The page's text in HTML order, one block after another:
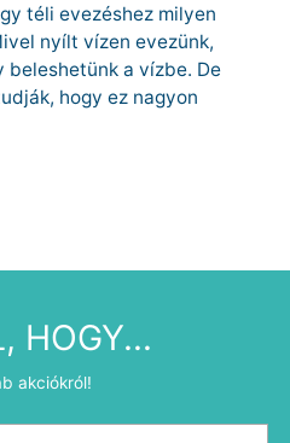
téli evezéshez milyen
nyílt vízen evezünk,
beleshetünk a vízbe. De
hogy ez nagyon
HOGY...
akciókról!